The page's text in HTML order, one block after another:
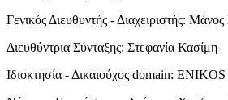
Γενικός Διευθυντής - Διαχειριστής: Μάνος
Διευθύντρια Σύνταξης: Στεφανία Κασίμη
Ιδιοκτησία - Δικαιούχος domain: ENIKOS